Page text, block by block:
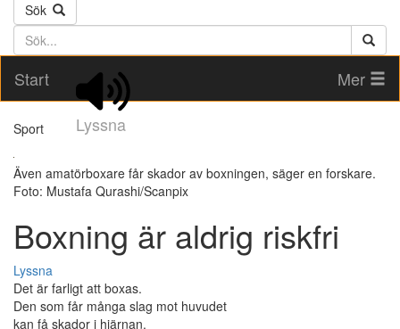
Sök
Söktext
Start
Lyssna
Mer
Sport
Även amatörboxare får skador av boxningen, säger en forskare.
Foto: Mustafa Qurashi/Scanpix
Boxning är aldrig riskfri
Lyssna
Det är farligt att boxas.
Den som får många slag mot huvudet
kan få skador i hjärnan.